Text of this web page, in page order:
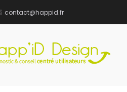
contact@happid.fr